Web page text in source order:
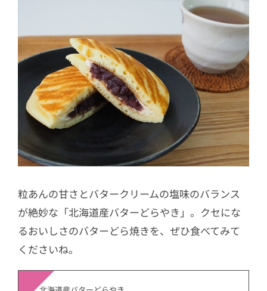
粒あんの甘さとバタークリームの塩味のバランス
が絶妙な「北海道産バターどらやき」。クセにな
るおいしさのバターどら焼きを、ぜひ食べてみて
くださいね。